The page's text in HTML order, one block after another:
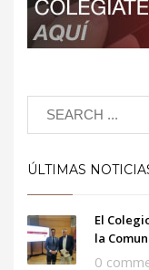
ÚLTIMAS
El
la
0